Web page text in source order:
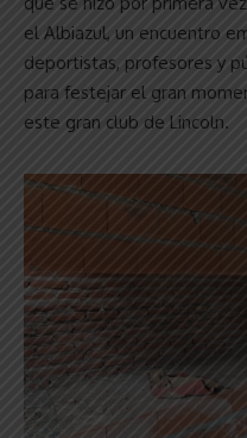
el Albiazul, un encuentro
deportistas, profesores y
para festejar el gran
este gran club de Lincoln.